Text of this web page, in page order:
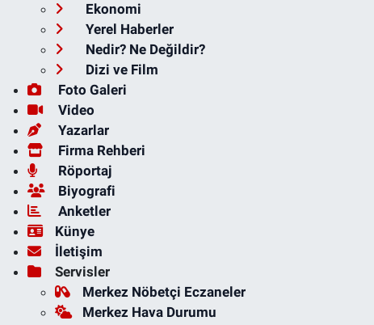
Ekonomi
Yerel Haberler
Nedir? Ne Değildir?
Dizi ve Film
Foto Galeri
Video
Yazarlar
Firma Rehberi
Röportaj
Biyografi
Anketler
Künye
İletişim
Servisler
Merkez Nöbetçi Eczaneler
Merkez Hava Durumu